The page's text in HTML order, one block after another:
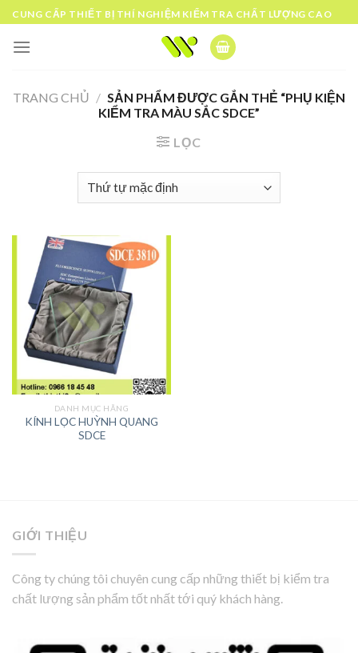
Skip
to
content
CUNG CẤP THIẾT BỊ THÍ NGHIỆM KIỂM TRA CHẤT LƯỢNG CAO
TRANG CHỦ / SẢN PHẨM ĐƯỢC GẮN THẺ “PHỤ KIỆN
KIỂM TRA MÀU SẮC SDCE”
LỌC
DANH MỤC HÃNG
KÍNH LỌC HUỲNH QUANG
SDCE
GIỚI THIỆU
Công ty chúng tôi chuyên cung cấp những thiết bị kiểm tra
chất lượng sản phẩm tốt nhất tới quý khách hàng.